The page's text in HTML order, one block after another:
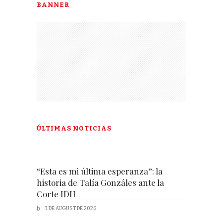
BANNER
ÚLTIMAS NOTICIAS
“Esta es mi última esperanza”: la
historia de Talía Gonzáles ante la
Corte IDH
3 DE AUGUST DE 2026